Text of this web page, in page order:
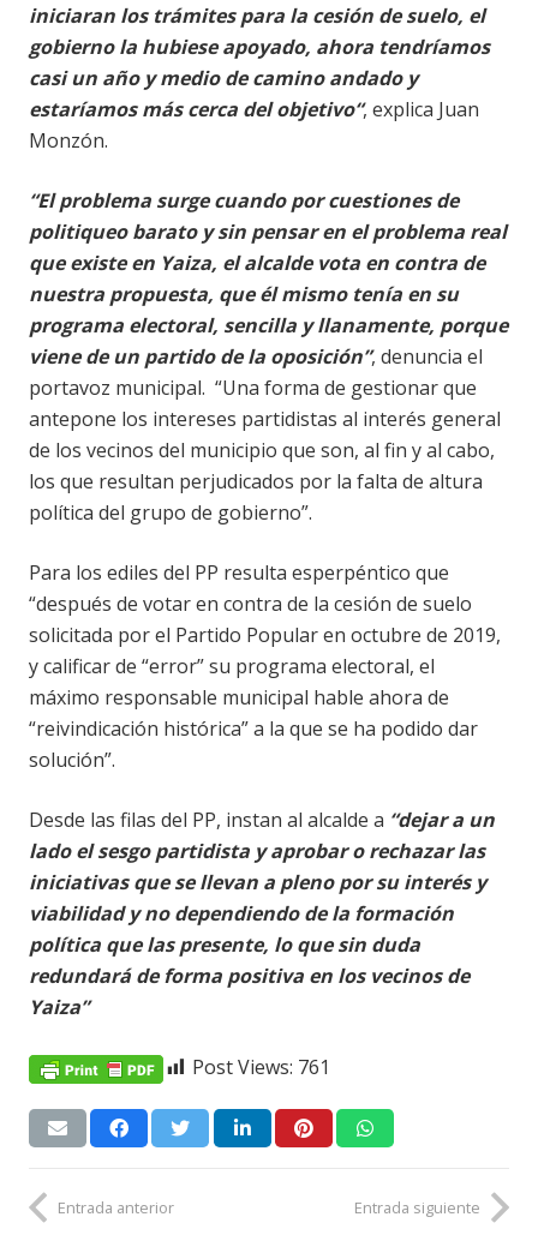
iniciaran los trámites para la cesión de suelo, el
gobierno la hubiese apoyado, ahora tendríamos
casi un año y medio de camino andado y
estaríamos más cerca del objetivo“, explica Juan
Monzón.
“El problema surge cuando por cuestiones de
politiqueo barato y sin pensar en el problema real
que existe en Yaiza, el alcalde vota en contra de
nuestra propuesta, que él mismo tenía en su
programa electoral, sencilla y llanamente, porque
viene de un partido de la oposición”, denuncia el
portavoz municipal. “Una forma de gestionar que
antepone los intereses partidistas al interés general
de los vecinos del municipio que son, al fin y al cabo,
los que resultan perjudicados por la falta de altura
política del grupo de gobierno”.
Para los ediles del PP resulta esperpéntico que
“después de votar en contra de la cesión de suelo
solicitada por el Partido Popular en octubre de 2019,
y calificar de “error” su programa electoral, el
máximo responsable municipal hable ahora de
“reivindicación histórica” a la que se ha podido dar
solución”.
Desde las filas del PP, instan al alcalde a “dejar a un
lado el sesgo partidista y aprobar o rechazar las
iniciativas que se llevan a pleno por su interés y
viabilidad y no dependiendo de la formación
política que las presente, lo que sin duda
redundará de forma positiva en los vecinos de
Yaiza”
Post Views: 761
Entrada anterior Entrada siguiente